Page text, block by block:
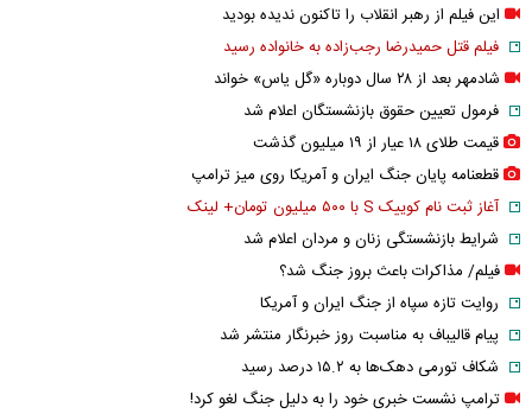
این فیلم از رهبر انقلاب را تاکنون ندیده بودید
فیلم قتل حمیدرضا رجب‌زاده به خانواده رسید
شادمهر بعد از ۲۸ سال دوباره «گل یاس» خواند
فرمول تعیین حقوق بازنشستگان اعلام شد
قیمت طلای ۱۸ عیار از ۱۹ میلیون گذشت
قطعنامه پایان جنگ ایران و آمریکا روی میز ترامپ
آغاز ثبت نام کوییک S با ۵۰۰ میلیون تومان+ لینک
شرایط بازنشستگی زنان و مردان اعلام شد
فیلم/ مذاکرات باعث بروز جنگ شد؟
روایت تازه سپاه از جنگ ایران و آمریکا
پیام قالیباف به مناسبت روز خبرنگار منتشر شد
شکاف تورمی دهک‌ها به ۱۵.۲ درصد رسید
ترامپ نشست خبری خود را به دلیل جنگ لغو کرد!